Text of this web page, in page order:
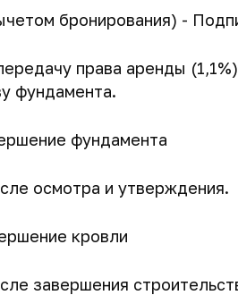
бронирования) -
права аренды
фундамента.
фундамента
осмотра и утверждения.
кровли
завершения